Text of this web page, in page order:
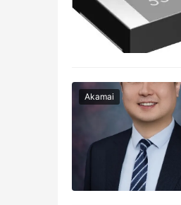
Akamai